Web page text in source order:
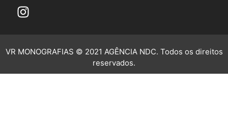
VR MONOGRAFIAS © 2021 AGÊNCIA NDC. Todos os direitos
reservados.